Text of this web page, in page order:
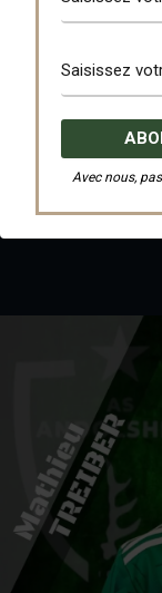
Avec nous,